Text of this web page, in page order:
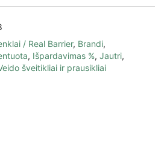
/ Real Barrier, Brandi,
, Išpardavimas %, Jautri,
šveitikliai ir prausikliai